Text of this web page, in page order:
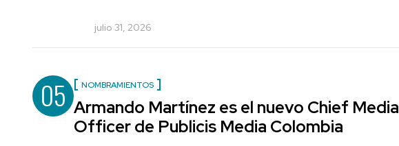
julio 31, 2026
05 NOMBRAMIENTOS
Armando Martínez es el nuevo Chief Media
Officer de Publicis Media Colombia